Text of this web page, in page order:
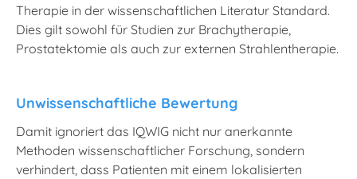
Therapie in der wissenschaftlichen Literatur Standard.
Dies gilt sowohl für Studien zur Brachytherapie,
Prostatektomie als auch zur externen Strahlentherapie.
Unwissenschaftliche Bewertung
Damit ignoriert das IQWIG nicht nur anerkannte
Methoden wissenschaftlicher Forschung, sondern
verhindert, dass Patienten mit einem lokalisierten